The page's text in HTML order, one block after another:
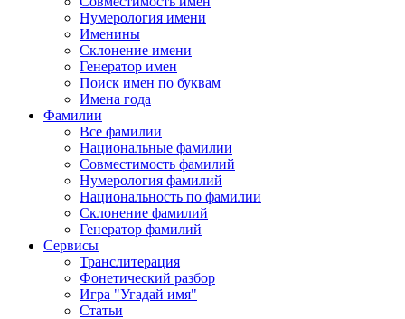
Нумерология имени
Именины
Склонение имени
Генератор имен
Поиск имен по буквам
Имена года
Фамилии
Все фамилии
Национальные фамилии
Совместимость фамилий
Нумерология фамилий
Национальность по фамилии
Склонение фамилий
Генератор фамилий
Сервисы
Транслитерация
Фонетический разбор
Игра "Угадай имя"
Статьи